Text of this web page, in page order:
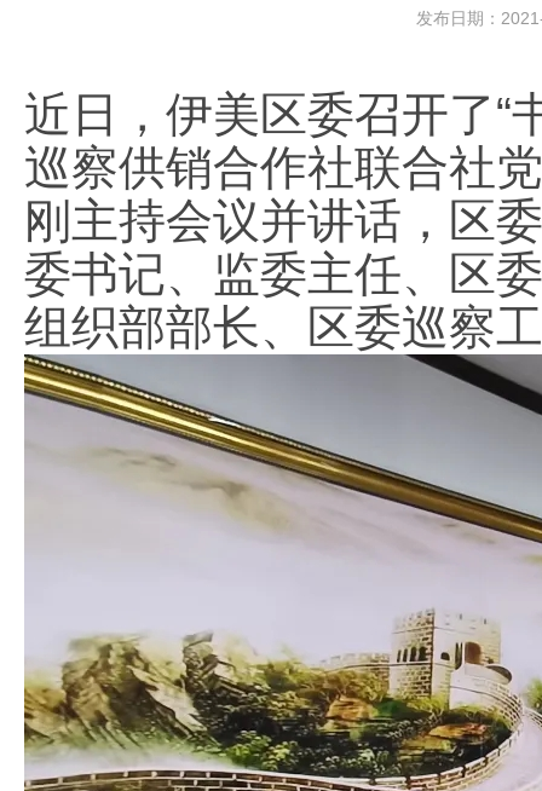
发布日期：
近日，伊美区委召开了“
巡察供销合作社联合社
刚主持会议并讲话，区
委书记、监委主任、区
组织部部长、区委巡察